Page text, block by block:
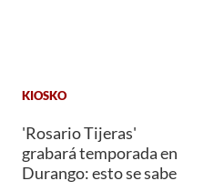
KIOSKO
'Rosario Tijeras'
grabará temporada en
Durango: esto se sabe